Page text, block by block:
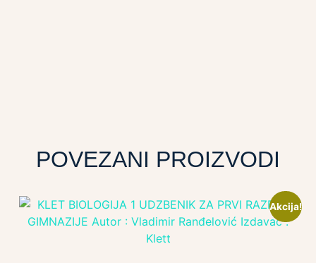
POVEZANI PROIZVODI
Akcija!